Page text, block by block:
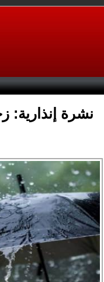
نشرة إنذارية: